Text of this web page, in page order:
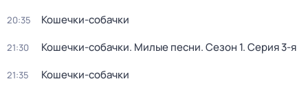
20:35 Кошечки-собачки
21:30 Кошечки-собачки. Милые песни. Сезон 1. Серия 3-я
21:35 Кошечки-собачки